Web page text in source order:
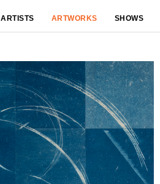
ARTISTS ARTWORKS SHOWS